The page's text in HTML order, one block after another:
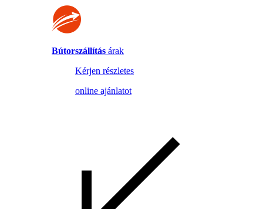
Bútorszállítás árak
Kérjen részletes
online ajánlatot